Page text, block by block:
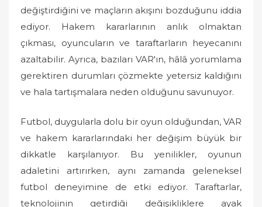
değiştirdiğini ve maçların akışını bozduğunu iddia
ediyor. Hakem kararlarının anlık olmaktan
çıkması, oyuncuların ve taraftarların heyecanını
azaltabilir. Ayrıca, bazıları VAR'ın, hâlâ yorumlama
gerektiren durumları çözmekte yetersiz kaldığını
ve hala tartışmalara neden olduğunu savunuyor.
Futbol, duygularla dolu bir oyun olduğundan, VAR
ve hakem kararlarındaki her değişim büyük bir
dikkatle karşılanıyor. Bu yenilikler, oyunun
adaletini artırırken, aynı zamanda geleneksel
futbol deneyimine de etki ediyor. Taraftarlar,
teknolojinin getirdiği değişikliklere ayak